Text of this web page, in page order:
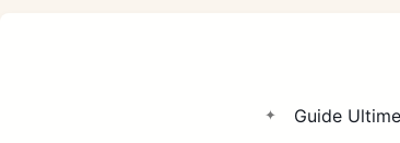
Guide Ultime